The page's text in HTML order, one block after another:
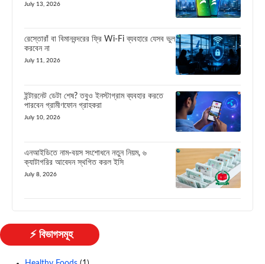
July 13, 2026
রেস্তোরাঁ বা বিমানবন্দরের ফ্রি Wi-Fi ব্যবহারে যেসব ভুল
করবেন না
July 11, 2026
ইন্টারনেট ডেটা শেষ? তবুও ইনস্টাগ্রাম ব্যবহার করতে
পারবেন গ্রামীণফোন গ্রাহকরা
July 10, 2026
এনআইডিতে নাম-বয়স সংশোধনে নতুন নিয়ম, ৬
ক্যাটাগরির আবেদন স্থগিত করল ইসি
July 8, 2026
⚡ বিভাগসমূহ